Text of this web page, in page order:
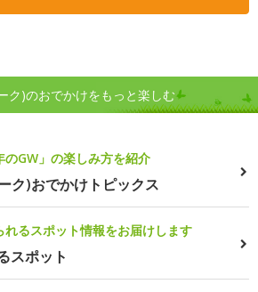
ク)のおでかけをもっと楽しむ
GW」の楽しみ方を紹介
ク)おでかけトピックス
るスポット情報をお届けします
スポット